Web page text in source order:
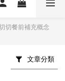
切餐前補充概念
文章分類